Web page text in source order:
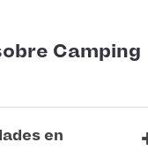
Camping
en